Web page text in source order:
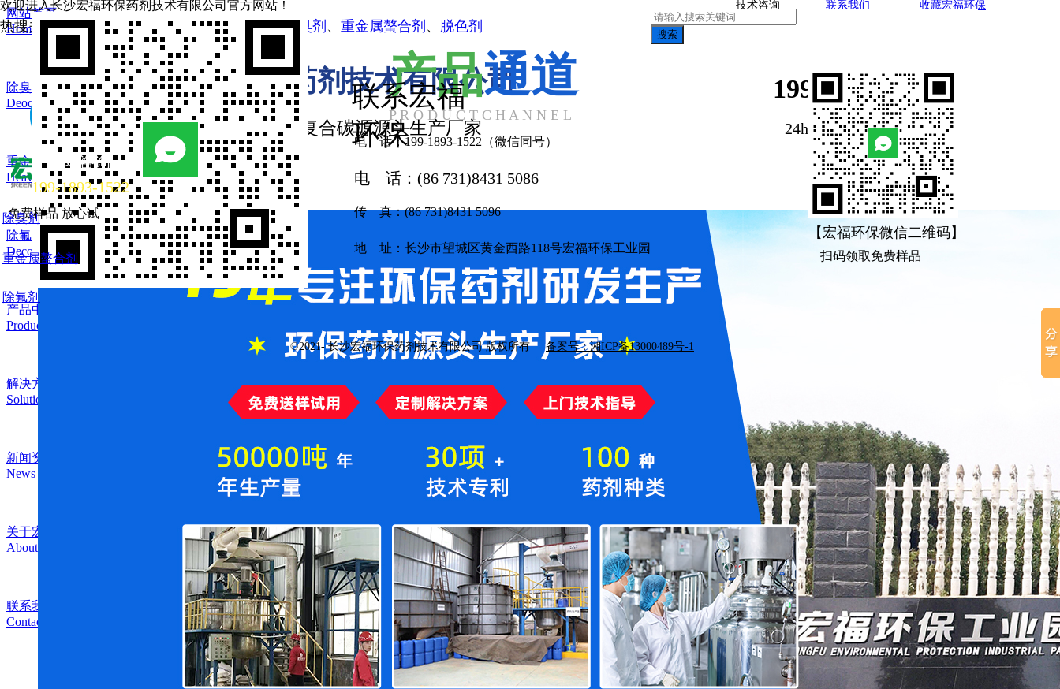
网站首页
Home
除臭剂
Deodorant
重金属螯合剂
Heavy metal chelatin
除氟剂
Decolorizer
产品中心
Products
解决方案
Solution
新闻资讯
News Center
关于宏福
About Us
联系我们
Contact Us
欢迎进入长沙宏福环保药剂技术有限公司官方网站！ 技术咨询 联系我们 收藏宏福环保
199-1893-1522
24h-咨询服务热线
长沙宏福环保药剂技术有限公司
除臭剂·除氟剂·除铊剂·复合碳源源头生产厂家
热搜关键词：植物除臭剂、生物除臭剂 、杀菌除臭剂 、 重金属螯合剂 、 脱色剂
搜索
立即咨询
199-1893-1522
免费样品 放心试
产品通道
P R O D U C T C H A N N E L
除臭剂
重金属螯合剂
除氟剂
©2021- 长沙宏福环保药剂技术有限公司 版权所有备案号：湘ICP备13000489号-1
联系宏福
环保
电 话：199-1893-1522（微信同号）
电 话：(86 731)8431 5086
传 真：(86 731)8431 5096
地 址：长沙市望城区黄金西路118号宏福环保工业园
【宏福环保微信二维码】
扫码领取免费样品